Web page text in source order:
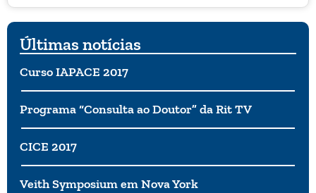
preocupante é o potencial de inflamação crônica de
baixo grau como resultado de dieta inadequada,
estresse, disbiose intestinal, poluição, distúrbio do
sono e treinamento impróprio ou excessivo em
quem se exercita vigorosamente. Essa combinação
aumenta o risco de lesões e doenças.
Últimas notícias
Curso IAPACE 2017
Programa “Consulta ao Doutor” da Rit TV
CICE 2017
Veith Symposium em Nova York